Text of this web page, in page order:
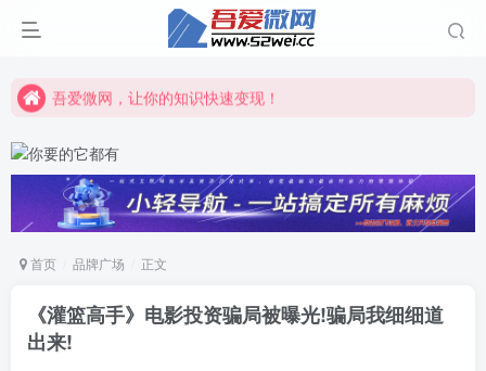
吾爱微网，让你的知识快速变现！
吾爱微网，让你的知识快速变现！
首页 品牌广场 正文
《灌篮高手》电影投资骗局被曝光!骗局我细细道
出来!